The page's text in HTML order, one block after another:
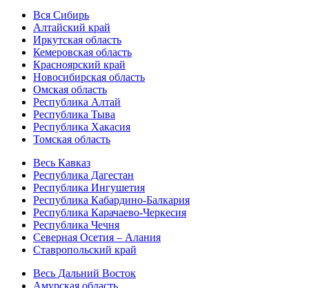
Вся Сибирь
Алтайский край
Иркутская область
Кемеровская область
Красноярский край
Новосибирская область
Омская область
Республика Алтай
Республика Тыва
Республика Хакасия
Томская область
Весь Кавказ
Республика Дагестан
Республика Ингушетия
Республика Кабардино-Балкария
Республика Карачаево-Черкесия
Республика Чечня
Северная Осетия – Алания
Ставропольский край
Весь Дальний Восток
Амурская область